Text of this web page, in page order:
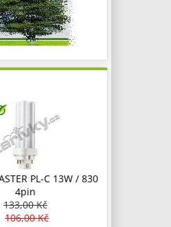
PL-C 13W / 830
4pin
133,00 Kč
106,00 Kč